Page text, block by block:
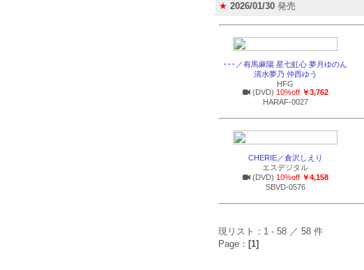
★ 2026/01/30 発売
･･･／有馬麻陽 星七虹心 夢月ゆのん
清水夢乃 仲西ゆう
HFG
(DVD) 10%off ￥3,762
HARAF-0027
CHERIE／倉沢しえり
エスデジタル
(DVD) 10%off ￥4,158
SBVD-0576
現リスト：1 - 58 ／ 58 件
Page： [1]